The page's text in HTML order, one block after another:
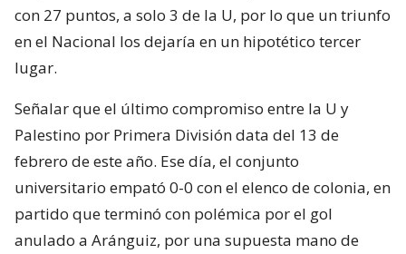
con 27 puntos, a solo 3 de la U, por lo que un triunfo
en el Nacional los dejaría en un hipotético tercer
lugar.
Señalar que el último compromiso entre la U y
Palestino por Primera División data del 13 de
febrero de este año. Ese día, el conjunto
universitario empató 0-0 con el elenco de colonia, en
partido que terminó con polémica por el gol
anulado a Aránguiz, por una supuesta mano de